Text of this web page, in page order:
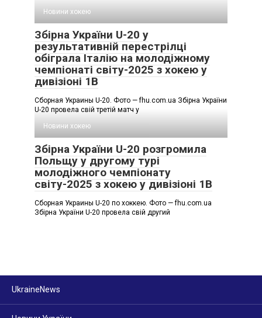
Новини хокею
Збірна України U-20 у
результативній перестрілці
обіграла Італію на молодіжному
чемпіонаті світу-2025 з хокею у
дивізіоні 1B
Сборная Украины U-20. Фото — fhu.com.ua Збірна України
U-20 провела свій третій матч у
Новини хокею
Збірна України U-20 розгромила
Польщу у другому турі
молодіжного чемпіонату
світу-2025 з хокею у дивізіоні 1B
Сборная Украины U-20 по хоккею. Фото — fhu.com.ua
Збірна України U-20 провела свій другий
UkraineNews